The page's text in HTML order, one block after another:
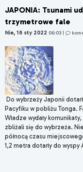
JAPONIA: Tsunami
trzymetrowe fale
Nie, 16 sty 2022 06:03
Do wybrzeży Japonii
Pacyfiku w pobliżu Tonga.
Władze wydały
zbliżali się do wybrzeża.
północą czasu
1,2 metra dotarły do